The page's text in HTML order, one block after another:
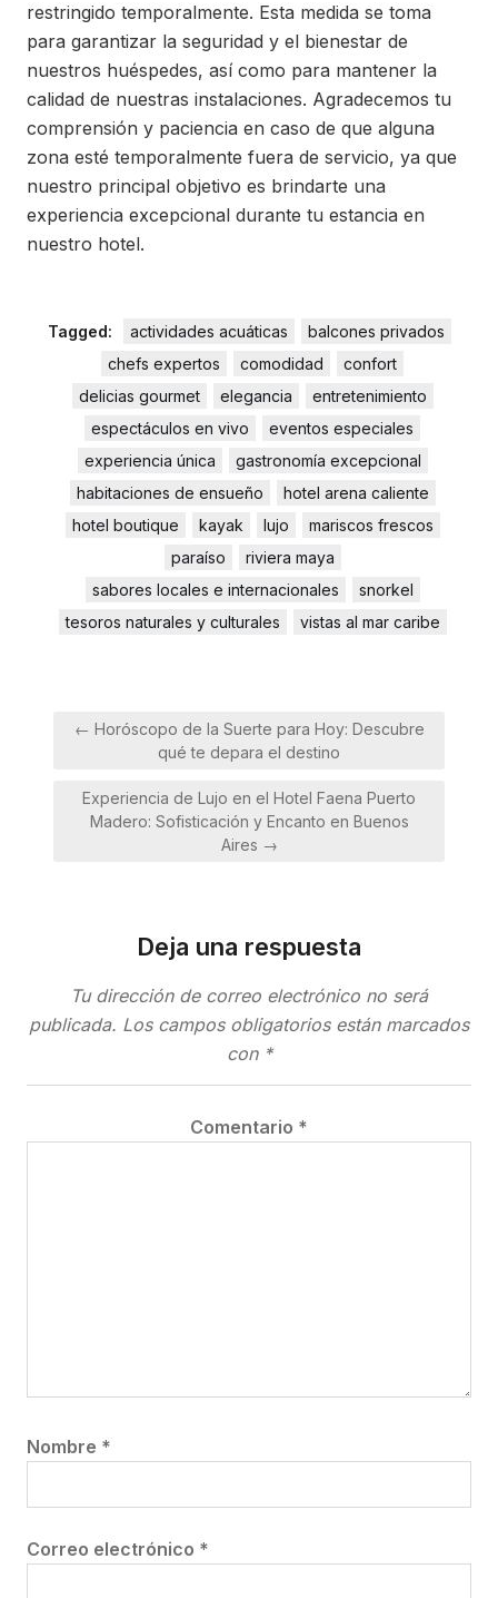
restringido temporalmente. Esta medida se toma
para garantizar la seguridad y el bienestar de
nuestros huéspedes, así como para mantener la
calidad de nuestras instalaciones. Agradecemos tu
comprensión y paciencia en caso de que alguna
zona esté temporalmente fuera de servicio, ya que
nuestro principal objetivo es brindarte una
experiencia excepcional durante tu estancia en
nuestro hotel.
Tagged: actividades acuáticas
balcones privados
chefs expertos
comodidad
confort
delicias gourmet
elegancia
entretenimiento
espectáculos en vivo
eventos especiales
experiencia única
gastronomía excepcional
habitaciones de ensueño
hotel arena caliente
hotel boutique
kayak lujo
mariscos frescos
paraíso
riviera maya
sabores locales e internacionales
snorkel
tesoros naturales y culturales
vistas al mar caribe
Navegación
← Horóscopo de la Suerte para Hoy: Descubre
qué te depara el destino
Experiencia de Lujo en el Hotel Faena Puerto
Madero: Sofisticación y Encanto en Buenos
Aires →
Deja una respuesta
Tu dirección de correo electrónico no será
publicada. Los campos obligatorios están marcados
con *
Comentario *
Nombre *
Correo electrónico *